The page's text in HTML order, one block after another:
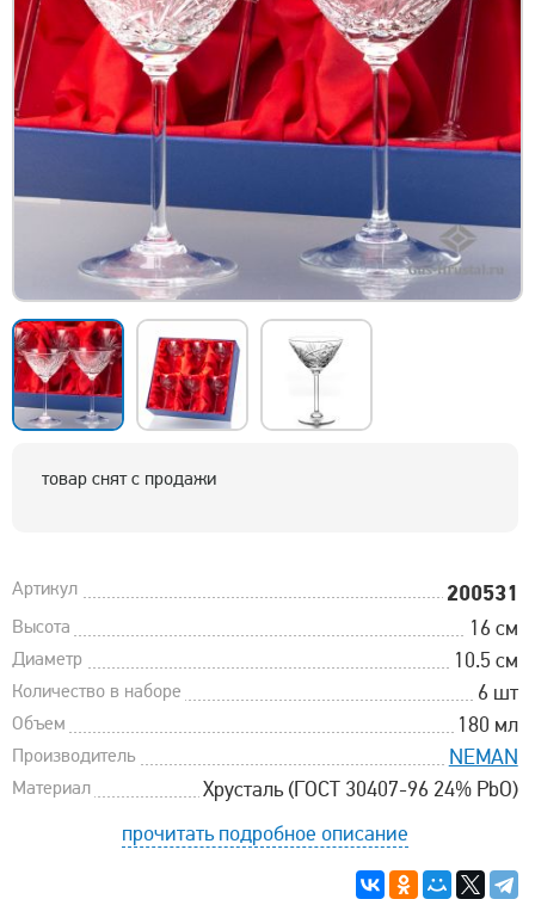
товар снят с продажи
Артикул 200531
Высота 16 см
Диаметр 10.5 см
Количество в наборе 6 шт
Объем 180 мл
Производитель NEMAN
Материал
Хрусталь (ГОСТ 30407-96 24% PbO)
прочитать подробное описание